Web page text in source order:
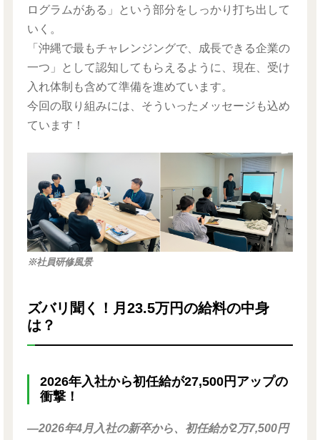
ログラムがある」という部分をしっかり打ち出して
いく。
「沖縄で最もチャレンジングで、成長できる企業の
一つ」として認知してもらえるように、現在、受け
入れ体制も含めて準備を進めています。
今回の取り組みには、そういったメッセージも込め
ています！
※社員研修風景
ズバリ聞く！月23.5万円の給料の中身
は？
2026年入社から初任給が27,500円アップの
衝撃！
―2026年4月入社の新卒から、初任給が2万7,500円